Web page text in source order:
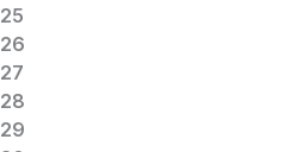
25
26
27
28
29